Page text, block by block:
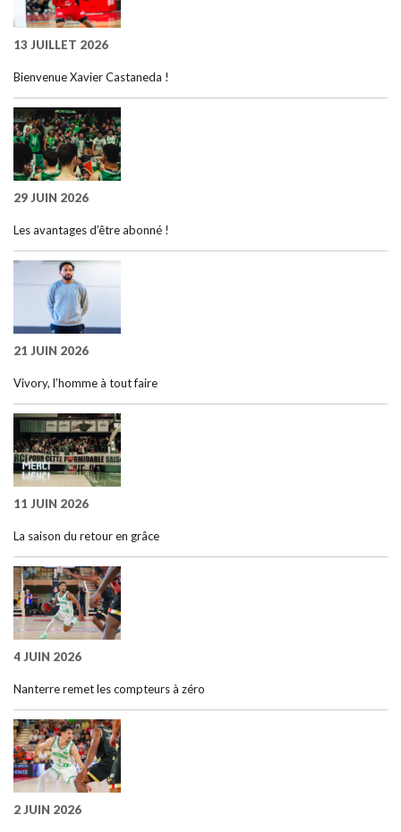
13 JUILLET 2026
Bienvenue Xavier Castaneda !
29 JUIN 2026
Les avantages d’être abonné !
21 JUIN 2026
Vivory, l’homme à tout faire
11 JUIN 2026
La saison du retour en grâce
4 JUIN 2026
Nanterre remet les compteurs à zéro
2 JUIN 2026